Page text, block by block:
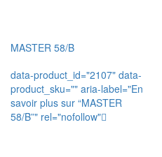
MASTER 58/B
data-product_id="2107" data-
product_sku="" aria-label="En
savoir plus sur “MASTER
58/B”" rel="nofollow"